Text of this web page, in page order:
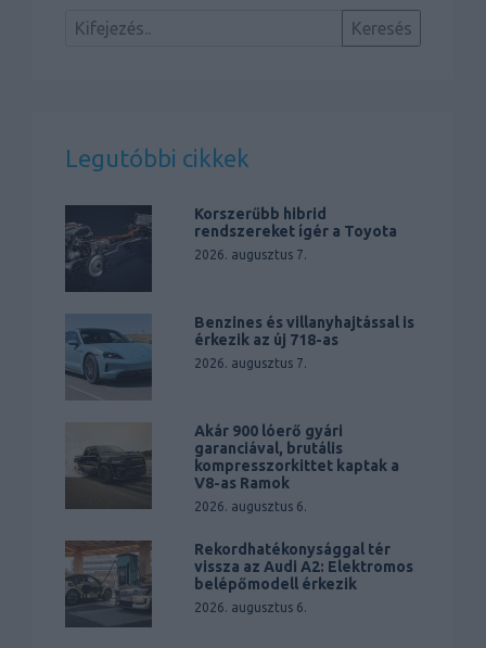
Legutóbbi cikkek
Korszerűbb hibrid
rendszereket ígér a Toyota
2026. augusztus 7.
Benzines és villanyhajtással is
érkezik az új 718-as
2026. augusztus 7.
Akár 900 lóerő gyári
garanciával, brutális
kompresszorkittet kaptak a
V8-as Ramok
2026. augusztus 6.
Rekordhatékonysággal tér
vissza az Audi A2: Elektromos
belépőmodell érkezik
2026. augusztus 6.